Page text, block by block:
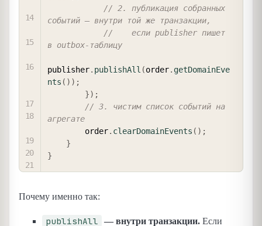
// 2. публикация собранных
событий — внутри той же транзакции,
//    если publisher пишет
в outbox-таблицу
publisher. publishAll (order. getDomainEve
nts ( ) ) ;
}) ;
// 3. чистим список событий на
агрегате
        order
. clearDomainEvents ( ) ;
}
}
Почему именно так:
publishAll — внутри транзакции. Если